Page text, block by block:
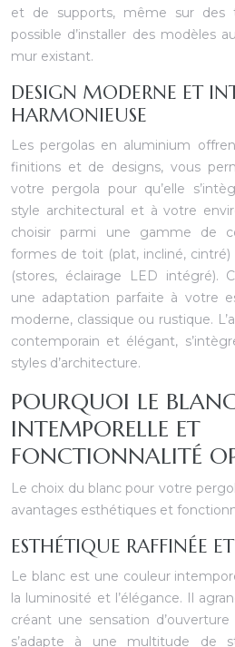
et de supports, même sur des
possible d’installer des modèles
mur existant.
DESIGN MODERNE ET
HARMONIEUSE
Les pergolas en aluminium
finitions et de designs, vous
votre pergola pour qu’elle
style architectural et à votre
choisir parmi une gamme de
formes de toit (plat, incliné, cintré)
(stores, éclairage LED intégré).
une adaptation parfaite à votre
moderne, classique ou rustique.
contemporain et élégant,
styles d’architecture.
POURQUOI LE
INTEMPORELLE ET
FONCTIONNALITÉ
Le choix du blanc pour votre
avantages esthétiques et
ESTHÉTIQUE RAFFINÉE
Le blanc est une couleur
la luminosité et l’élégance. Il
créant une sensation
s’adapte à une multitude de